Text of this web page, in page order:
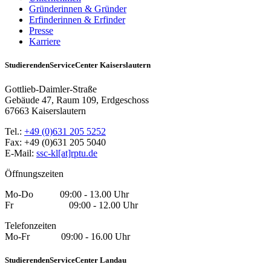
Gründerinnen & Gründer
Erfinderinnen & Erfinder
Presse
Karriere
StudierendenServiceCenter Kaiserslautern
Gottlieb-Daimler-Straße
Gebäude 47, Raum 109, Erdgeschoss
67663 Kaiserslautern
Tel.: +49 (0)631 205 5252
Fax: +49 (0)631 205 5040
E-Mail: ssc-kl[at]rptu.de
Öffnungszeiten
Mo-Do 09:00 - 13.00 Uhr
Fr 09:00 - 12.00 Uhr
Telefonzeiten
Mo-Fr 09:00 - 16.00 Uhr
StudierendenServiceCenter Landau